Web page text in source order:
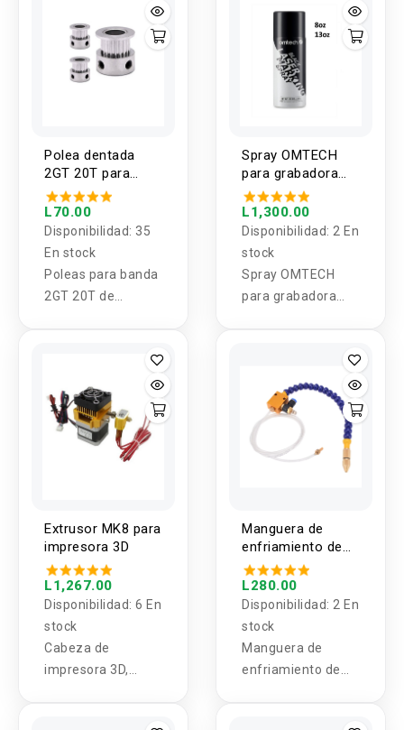
adherencia, alta
resistencia al
desgaste y una
extracción sencilla
de las piezas
Polea dentada
2GT 20T para
banda 6MM
L70.00
Disponibilidad: 35
En stock
Poleas para banda
2GT 20T de
Spray OMTECH
para grabadora
laser color negro
8oz / 13oz
L1,300.00
Disponibilidad: 2 En
stock
Spray OMTECH
para grabadora
Extrusor MK8 para
impresora 3D
L1,267.00
Disponibilidad: 6 En
stock
Cabeza de
impresora 3D,
Manguera de
enfriamiento de
CNC con Valvula
L280.00
Disponibilidad: 2 En
stock
Manguera de
enfriamiento de